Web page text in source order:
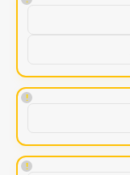
!
!